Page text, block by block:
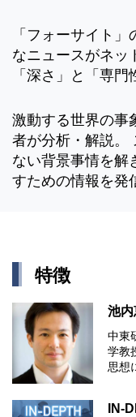
「フォーサイト
なニュースがネッ
「深さ」と「専門
激動する世界の事
者が分析・解説。
ない背景事情を解
すための情報を発
特徴
池
中東
学教
思想
IN-